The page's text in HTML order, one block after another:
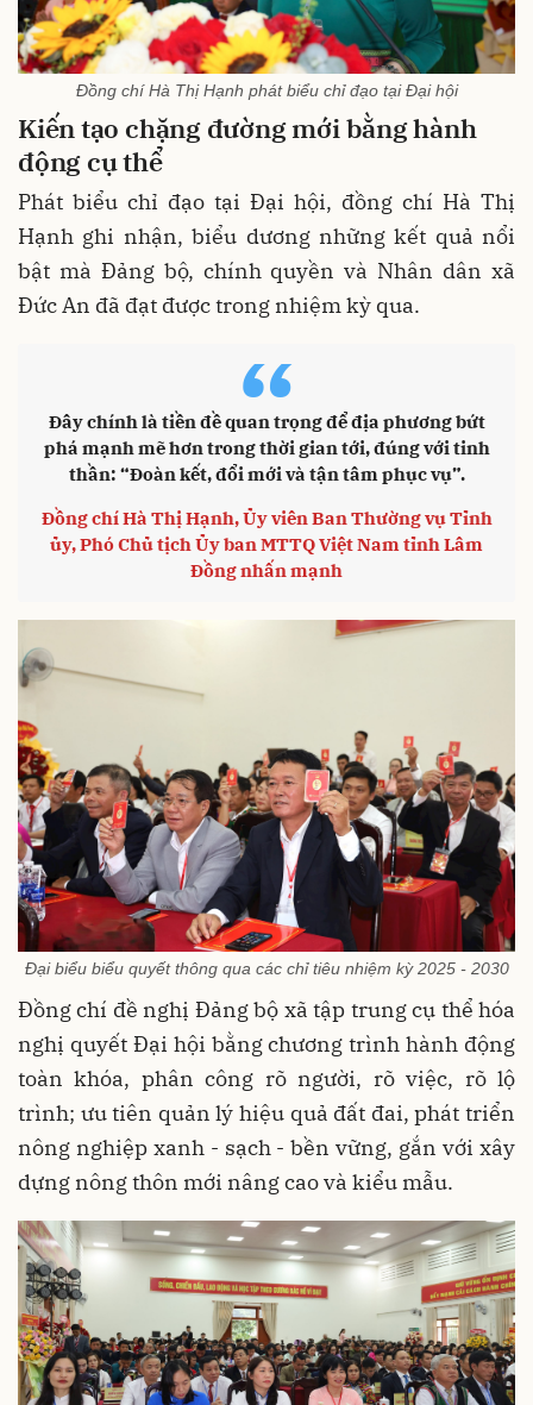
Đồng chí Hà Thị Hạnh phát biểu chỉ đạo tại Đại hội
Kiến tạo chặng đường mới bằng hành
động cụ thể
Phát biểu chỉ đạo tại Đại hội, đồng chí Hà Thị
Hạnh ghi nhận, biểu dương những kết quả nổi
bật mà Đảng bộ, chính quyền và Nhân dân xã
Đức An đã đạt được trong nhiệm kỳ qua.
“
Đây chính là tiền đề quan trọng để địa phương bứt
phá mạnh mẽ hơn trong thời gian tới, đúng với tinh
thần: “Đoàn kết, đổi mới và tận tâm phục vụ”.
Đồng chí Hà Thị Hạnh, Ủy viên Ban Thường vụ Tỉnh
ủy, Phó Chủ tịch Ủy ban MTTQ Việt Nam tỉnh Lâm
Đồng nhấn mạnh
Đại biểu biểu quyết thông qua các chỉ tiêu nhiệm kỳ 2025 - 2030
Đồng chí đề nghị Đảng bộ xã tập trung cụ thể hóa
nghị quyết Đại hội bằng chương trình hành động
toàn khóa, phân công rõ người, rõ việc, rõ lộ
trình; ưu tiên quản lý hiệu quả đất đai, phát triển
nông nghiệp xanh - sạch - bền vững, gắn với xây
dựng nông thôn mới nâng cao và kiểu mẫu.